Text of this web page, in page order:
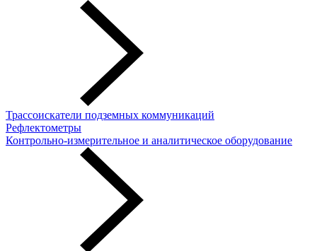
Трассоискатели подземных коммуникаций
Рефлектометры
Контрольно-измерительное и аналитическое оборудование